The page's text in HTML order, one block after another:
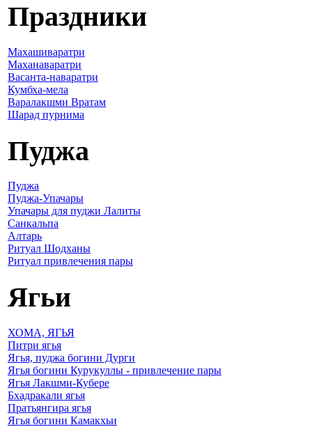
Праздники
Махашиваратри
Маханаваратри
Васанта-наваратри
Кумбха-мела
Варалакшми Вратам
Шарад пурнима
Пуджа
Пуджа
Пуджа-Упачары
Упачары для пуджи Лалиты
Санкальпа
Алтарь
Ритуал Шодханы
Ритуал привлечения пары
Ягьи
ХОМА, ЯГЬЯ
Питри ягья
Ягья, пуджа богини Дурги
Ягья богини Курукуллы - привлечение пары
Ягья Лакшми-Кубере
Бхадракали ягья
Пратьянгира ягья
Ягья богини Камакхьи